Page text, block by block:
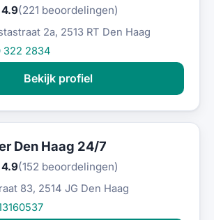
4.9(221 beoordelingen)
2a, 2513 RT Den Haag
322 2834
Bekijk profiel
Den Haag 24/7
4.9(152 beoordelingen)
83, 2514 JG Den Haag